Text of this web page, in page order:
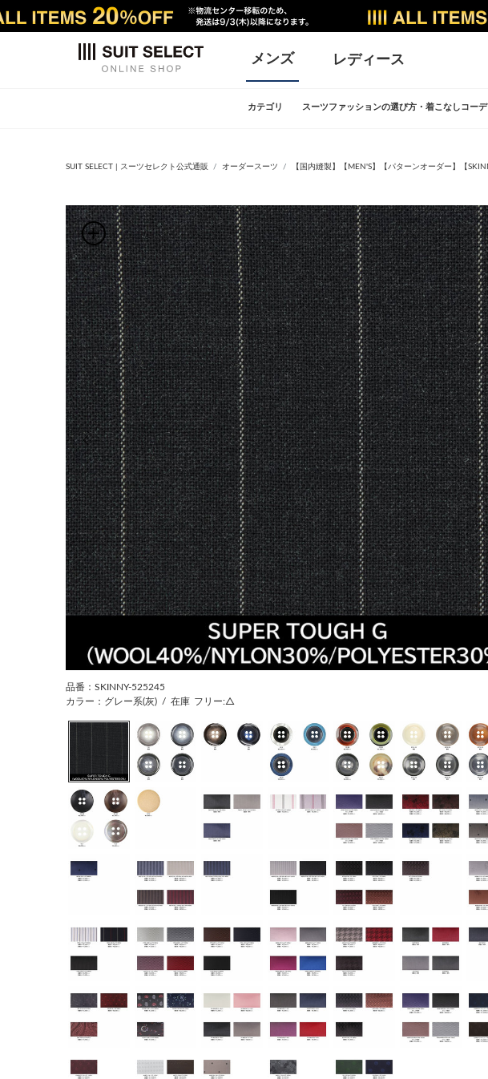
メンズ レディース
カテゴリ スーツファッションの選び方・着こなしコーデ
SUIT SELECT | スーツセレクト公式通販 オーダースーツ 【国内縫製】【MEN'S】【パターンオーダー】【
前の画像
品番：SKINNY-525245
カラー：グレー系(灰) / 在庫 フリー:△